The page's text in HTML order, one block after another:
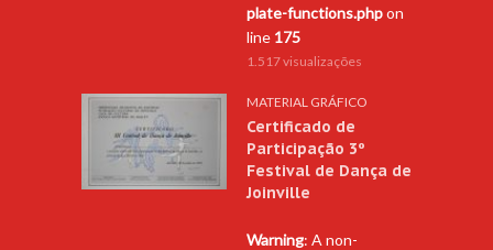
plate-functions.phpon
line 175
1.517 visualizações
MATERIAL GRÁFICO
Certificado de
Participação 3º
Festival de Dança de
Joinville
Warning: A non-